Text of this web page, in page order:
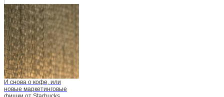
И снова о кофе, или
новые маркетинговые